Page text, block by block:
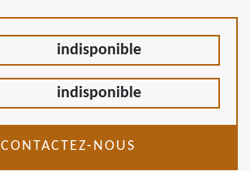
indisponible
indisponible
CONTACTEZ-NOUS